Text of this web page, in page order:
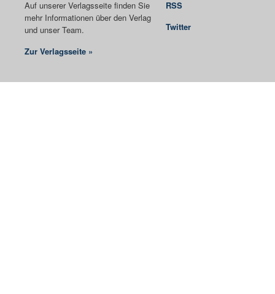
Auf unserer Verlagsseite finden Sie
mehr Informationen über den Verlag
und unser Team.
Zur Verlagsseite »
RSS
Twitter